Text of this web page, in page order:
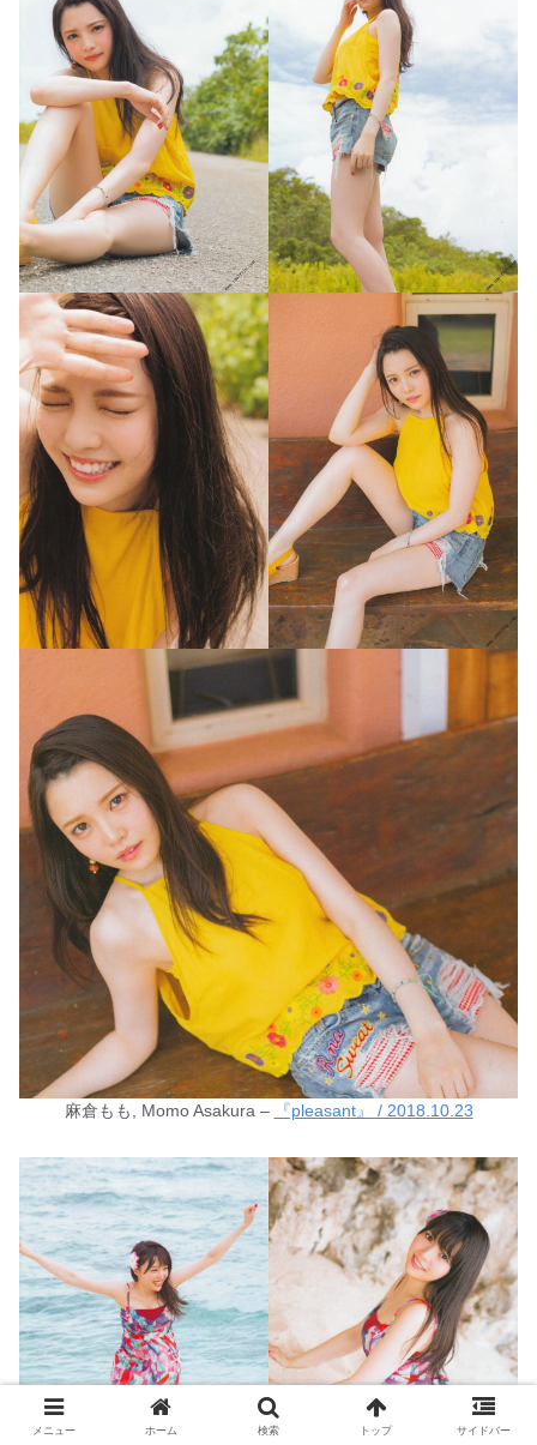
麻倉もも, Momo Asakura – 『pleasant』 / 2018.10.23
メニュー ホーム 検索 トップ サイドバー